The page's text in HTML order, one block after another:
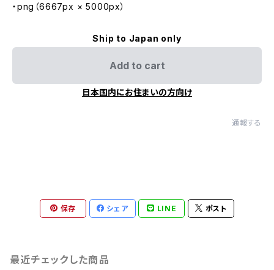
・png（6667px × 5000px）
Ship to Japan only
Add to cart
日本国内にお住まいの方向け
通報する
保存 シェア LINE ポスト
最近チェックした商品